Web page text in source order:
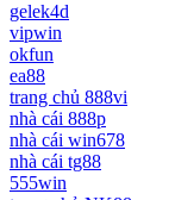
gelek4d
vipwin
okfun
ea88
trang chủ 888vi
nhà cái 888p
nhà cái win678
nhà cái tg88
555win